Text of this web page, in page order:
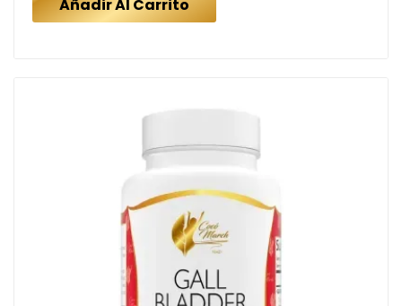
Añadir Al Carrito